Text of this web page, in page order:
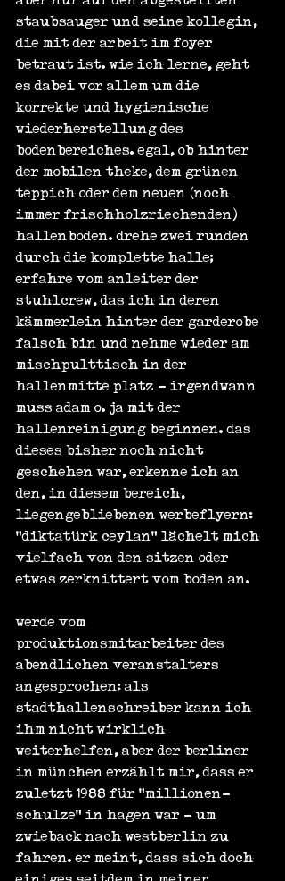
staubsauger und seine kollegin,
die mit der arbeit im foyer
betraut ist. wie ich lerne, geht
es dabei vor allem um die
korrekte und hygienische
wiederherstellung des
bodenbereiches. egal, ob hinter
der mobilen theke, dem grünen
teppich oder dem neuen (noch
immer frischholzriechenden)
hallenboden. drehe zwei runden
durch die komplette halle;
erfahre vom anleiter der
stuhlcrew, das ich in deren
kämmerlein hinter der garderobe
falsch bin und nehme wieder am
mischpulttisch in der
hallenmitte platz - irgendwann
muss adam o. ja mit der
hallenreinigung beginnen. das
dieses bisher noch nicht
geschehen war, erkenne ich an
den, in diesem bereich,
liegengebliebenen werbeflyern:
"diktatürk ceylan" lächelt mich
vielfach von den sitzen oder
etwas zerknittert vom boden an.
werde vom
produktionsmitarbeiter des
abendlichen veranstalters
angesprochen: als
stadthallenschreiber kann ich
ihm nicht wirklich
weiterhelfen, aber der berliner
in münchen erzählt mir, dass er
zuletzt 1988 für "millionen-
schulze" in hagen war - um
zwieback nach westberlin zu
fahren. er meint, dass sich doch